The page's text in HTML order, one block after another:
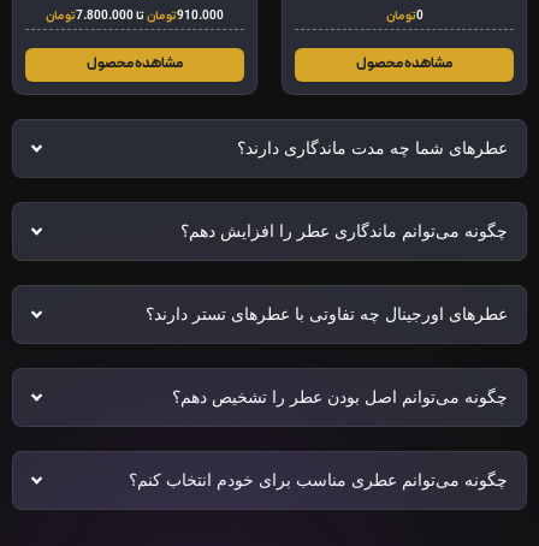
تومان
مشاهده محصول
910.000تومانتا7.800.000تومان
مشاهده محصول
عطرهای شما چه مدت ماندگاری دارند؟
چگونه می‌توانم ماندگاری عطر را افزایش دهم؟
عطرهای اورجینال چه تفاوتی با عطرهای تستر دارند؟
چگونه می‌توانم اصل بودن عطر را تشخیص دهم؟
چگونه می‌توانم عطری مناسب برای خودم انتخاب کنم؟